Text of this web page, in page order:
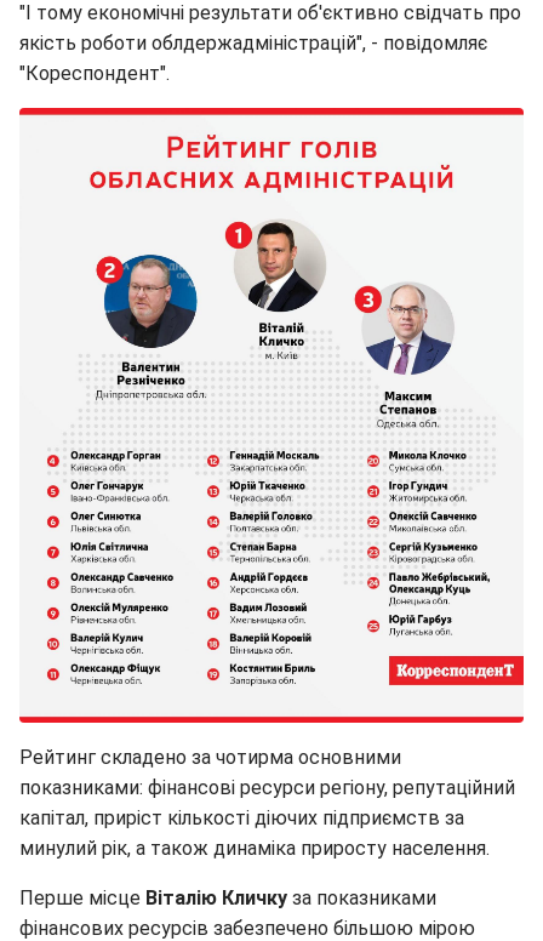
"І тому економічні результати об'єктивно свідчать про
якість роботи облдержадміністрацій", - повідомляє
"Кореспондент".
Рейтинг складено за чотирма основними
показниками: фінансові ресурси регіону, репутаційний
капітал, приріст кількості діючих підприємств за
минулий рік, а також динаміка приросту населення.
Перше місце Віталію Кличку за показниками
фінансових ресурсів забезпечено більшою мірою